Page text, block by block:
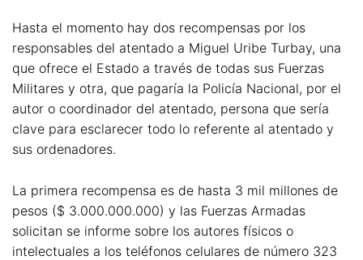
Hasta el momento hay dos recompensas por los
responsables del atentado a Miguel Uribe Turbay, una
que ofrece el Estado a través de todas sus Fuerzas
Militares y otra, que pagaría la Policía Nacional, por el
autor o coordinador del atentado, persona que sería
clave para esclarecer todo lo referente al atentado y
sus ordenadores.
La primera recompensa es de hasta 3 mil millones de
pesos ($ 3.000.000.000) y las Fuerzas Armadas
solicitan se informe sobre los autores físicos o
intelectuales a los teléfonos celulares de número 323